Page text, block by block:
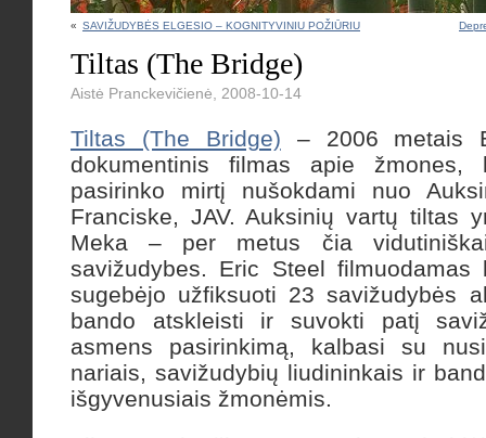
« SAVIŽUDYBĖS ELGESIO – KOGNITYVINIU POŽIŪRIU
Tiltas (The Bridge)
Aistė Pranckevičienė, 2008-10-14
Tiltas (The Bridge) – 2006 metais
dokumentinis filmas apie žmones,
pasirinko mirtį nušokdami nuo
Franciske, JAV. Auksinių vartų tiltas
Meka – per metus čia
savižudybes. Eric Steel
sugebėjo užfiksuoti 23 savižudybės
bando atskleisti ir suvokti patį
asmens pasirinkimą, kalbasi su
nariais, savižudybių liudininkais ir
išgyvenusiais žmonėmis.